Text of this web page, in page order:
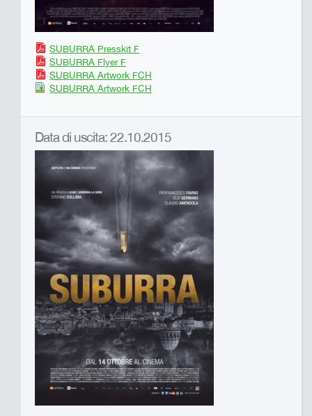
SUBURRA Presskit F
SUBURRA Flyer F
SUBURRA Artwork FCH
SUBURRA Artwork FCH
Data di uscita: 22.10.2015